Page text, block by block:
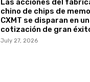
Las acciones del
chino de chips de
CXMT se disparan en
cotización de gran
July 27, 2026